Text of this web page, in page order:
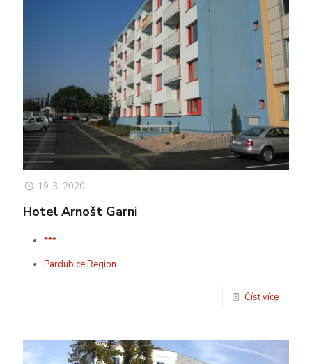
19. 3. 2020
Hotel Arnošt Garni
***
Pardubice Region
Číst více